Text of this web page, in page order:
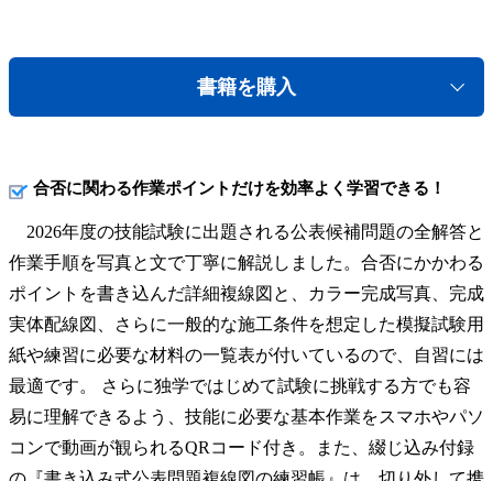
書籍を購入
合否に関わる作業ポイントだけを効率よく学習できる！
2026年度の技能試験に出題される公表候補問題の全解答と
作業手順を写真と文で丁寧に解説しました。合否にかかわる
ポイントを書き込んだ詳細複線図と、カラー完成写真、完成
実体配線図、さらに一般的な施工条件を想定した模擬試験用
紙や練習に必要な材料の一覧表が付いているので、自習には
最適です。 さらに独学ではじめて試験に挑戦する方でも容
易に理解できるよう、技能に必要な基本作業をスマホやパソ
コンで動画が観られるQRコード付き。また、綴じ込み付録